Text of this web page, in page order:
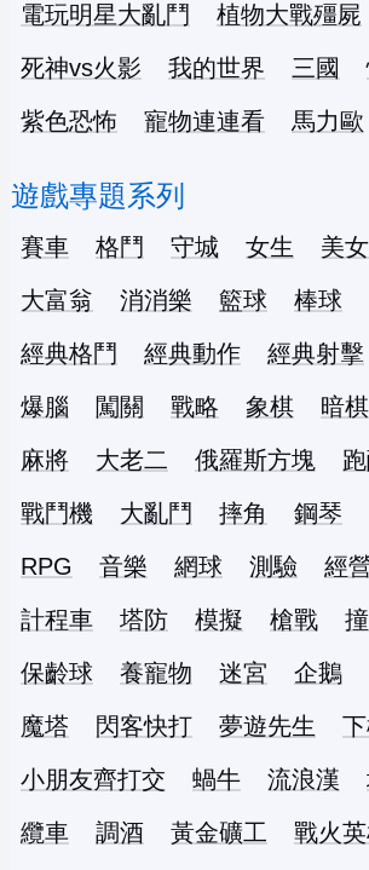
電玩明星大亂鬥
植物大戰殭屍
死神vs火影
我的世界 三國
紫色恐怖
寵物連連看 馬力歐
遊戲專題系列
賽車 格鬥 守城 女生 美女
大富翁
消消樂 籃球 棒球
經典格鬥
經典動作 經典射擊
爆腦
闖關 戰略 象棋 暗棋
麻將
大老二 俄羅斯方塊
戰鬥機
大亂鬥 摔角 鋼琴
RPG
音樂 網球 測驗 經
計程車
塔防 模擬 槍戰
保齡球
養寵物 迷宮 企鵝
魔塔
閃客快打 夢遊先生
小朋友齊打交
蝸牛 流浪漢
纜車
調酒 黃金礦工 戰火